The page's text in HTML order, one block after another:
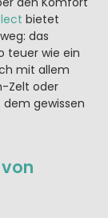
bietet
das
teuer wie ein
mit allem
Zelt oder
gewissen